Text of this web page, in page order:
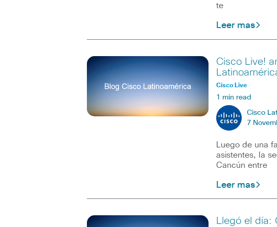
te
Leer mas
Cisco Live!
Cisco Live
1 min read
Cisco
7
Luego de una
asistentes, la
Cancún entre
Leer mas
Llegó el día: